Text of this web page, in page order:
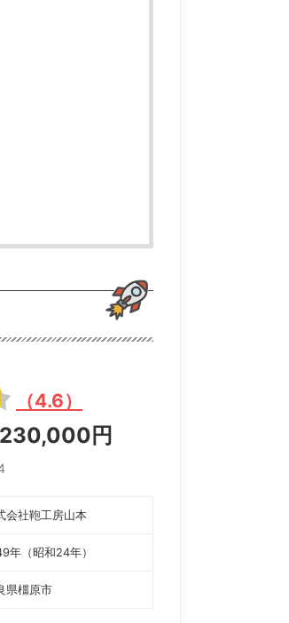
（4.6）
円
会社鞄工房山本
年（昭和24年）
県橿原市